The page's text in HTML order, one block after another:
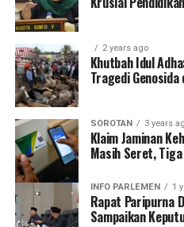
2 years ago
Khutbah Idul
Tragedi
SOROTAN 3 years
Klaim Jaminan
Masih Seret,
INFO PARLEMEN 1
Rapat Paripurna
Sampaikan